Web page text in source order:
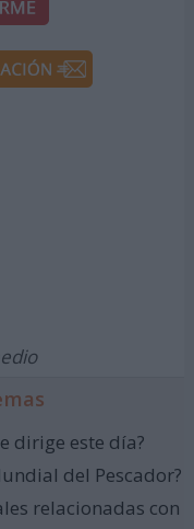
dirige este día?
del Pescador?
relacionadas con